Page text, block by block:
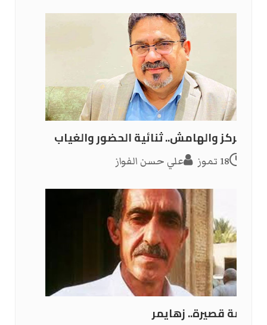
المركز والهامش.. ثنائية الحضور والغياب
18 تموز علي حسن الفواز
قصة قصيرة.. زهايمر